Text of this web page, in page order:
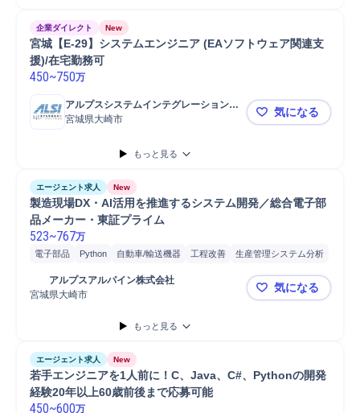
企業ダイレクト New
宮城【E-29】システムエンジニア (EAソフトウェア関連支
援)/在宅勤務可
450~750万
アルプスシステムインテグレーション株
式会社
宮城県大崎市 宮城【E-29
気になる
もっと見る
エージェント求人 New
製造現場DX・AI活用を推進するシステム開発／総合電子部
品メーカー・東証プライム
523~767万
電子部品 Python 自動車/輸送機器 工程改善
生産管理システム分析
生産管理システム開発
生産装置立ち上げ
画像ソフト組込/制御設計
画像信号処理
AWS
	アルプスアルパイン株式会社
宮城県大崎市
製造現場
気になる
もっと見る
エージェント求人 New
若手エンジニアを1人前に！C、Java、C#、Pythonの開発
経験20年以上60歳前後まで応募可能
450~600万